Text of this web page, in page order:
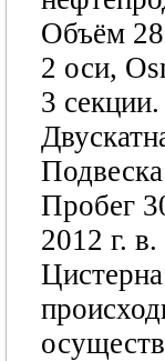
Объём
2 оси,
3 секции.
Пробег
2012 г. в.